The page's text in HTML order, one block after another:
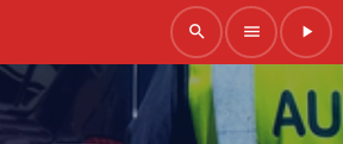
search menu play_arrow